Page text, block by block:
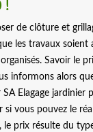
!
de clôture et
les travaux soient
Savoir le
informons alors
SA Elagage jardinier
si vous pouvez le
le prix résulte du